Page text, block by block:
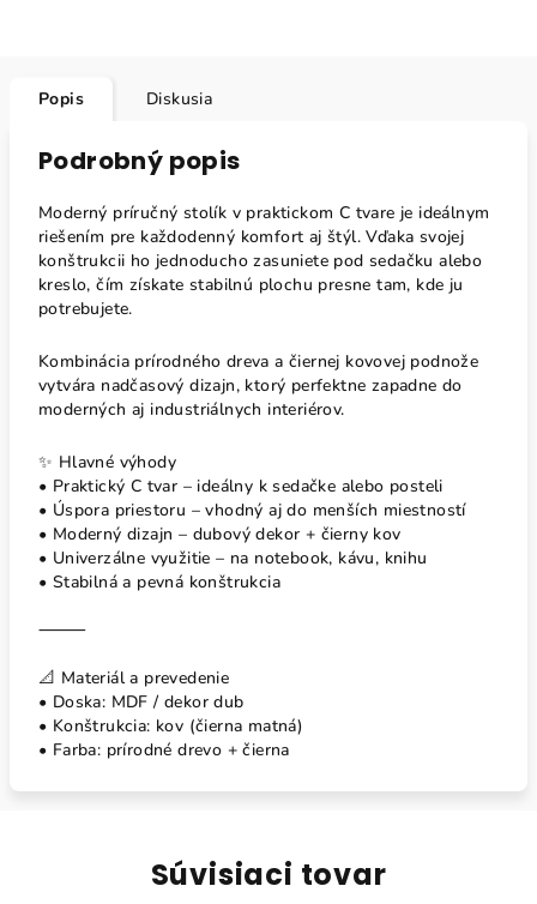
Popis Diskusia
Podrobný popis
Moderný príručný stolík v praktickom C tvare je ideálnym
riešením pre každodenný komfort aj štýl. Vďaka svojej
konštrukcii ho jednoducho zasuniete pod sedačku alebo
kreslo, čím získate stabilnú plochu presne tam, kde ju
potrebujete.
Kombinácia prírodného dreva a čiernej kovovej podnože
vytvára nadčasový dizajn, ktorý perfektne zapadne do
moderných aj industriálnych interiérov.
✨ Hlavné výhody
• Praktický C tvar – ideálny k sedačke alebo posteli
• Úspora priestoru – vhodný aj do menších miestností
• Moderný dizajn – dubový dekor + čierny kov
• Univerzálne využitie – na notebook, kávu, knihu
• Stabilná a pevná konštrukcia
⸻
📐 Materiál a prevedenie
• Doska: MDF / dekor dub
• Konštrukcia: kov (čierna matná)
• Farba: prírodné drevo + čierna
Súvisiaci tovar